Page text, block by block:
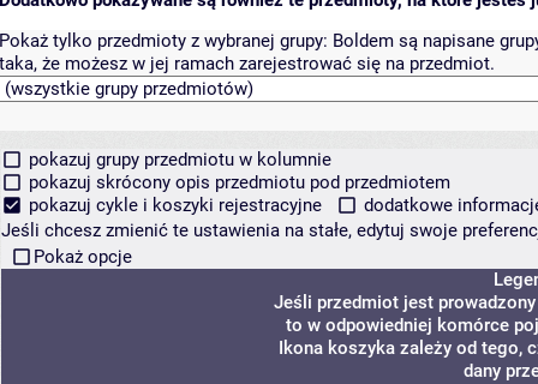
Pokaż tylko przedmioty z wybranej grupy: Boldem są napisane
taka, że możesz w jej ramach zarejestrować się na przedmiot.
pokazuj grupy przedmiotu w kolumnie
pokazuj skrócony opis przedmiotu pod przedmiotem
pokazuj cykle i koszyki rejestracyjne
dodatkowe
Jeśli chcesz zmienić te ustawienia na stałe, edytuj swoje
Pokaż opcje
Jeśli przedmiot jest
to w odpowiedniej komórce
Ikona koszyka zależy od tego,
dany